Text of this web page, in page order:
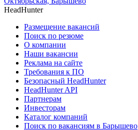
HeadHunter
Размещение вакансий
Поиск по резюме
О компании
Наши вакансии
Реклама на сайте
Требования к ПО
Безопасный HeadHunter
HeadHunter API
Партнерам
Инвесторам
Каталог компаний
Поиск по вакансиям в Барышево